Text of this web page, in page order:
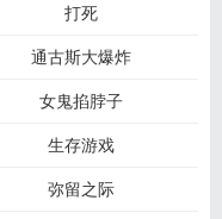
打死
通古斯大爆炸
女鬼掐脖子
生存游戏
弥留之际